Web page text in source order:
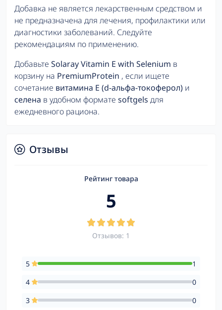
Добавка не является лекарственным средством и
не предназначена для лечения, профилактики или
диагностики заболеваний. Следуйте
рекомендациям по применению.
Добавьте Solaray Vitamin E with Selenium в
корзину на PremiumProtein , если ищете
сочетание витамина E (d-альфа-токоферол) и
селена в удобном формате softgels для
ежедневного рациона.
Отзывы
Рейтинг товара
5
Отзывов: 1
5
1
4
0
3
0